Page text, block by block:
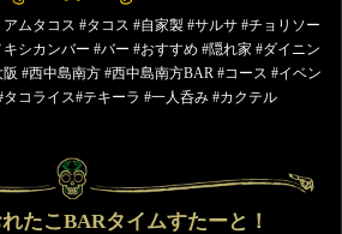
ムタコス #タコス #自家製 #サルサ #チョリソー
シカンバー #バー #おすすめ #隠れ家 #ダイニン
#西中島南方 #西中島南方BAR #コース #イベン
タコライス#テキーラ #一人呑み #カクテル
たこBARタイムすたーと！